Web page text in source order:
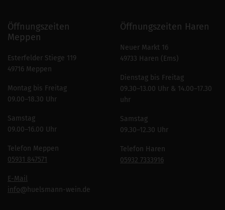
Öffnungszeiten
Meppen
Esterfelder Stiege 119
49716 Meppen
Montag bis Freitag
09.00–18.30 Uhr
Samstag
09.00–16.00 Uhr
Telefon Meppen
05931 847571
E-Mail
info@huelsmann-wein.de
Öffnungszeiten Haren
Neuer Markt 16
49733 Haren (Ems)
Dienstag bis Freitag
09.30–13.00 Uhr & 14.00–17.30
uhr
Samstag
09.30–12.30 Uhr
Telefon Haren
05932 7333916